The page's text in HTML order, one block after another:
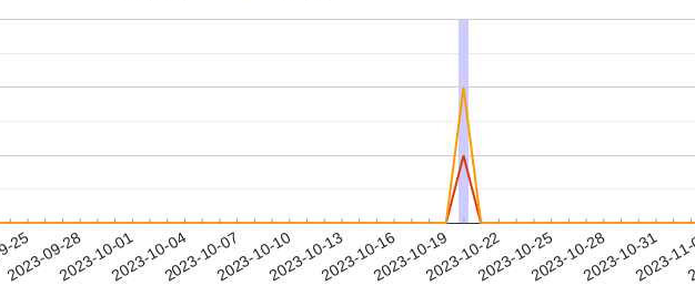
25
2023-09-282023-10-012023-10-042023-10-072023-10-102023-10-132023-10-162023-10-192023-10-222023-10-252023-10-282023-10-31
2023-